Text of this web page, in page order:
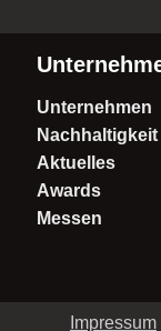
Unternehmen
Nachhaltigkeit
Aktuelles
Awards
Messen
Impressum